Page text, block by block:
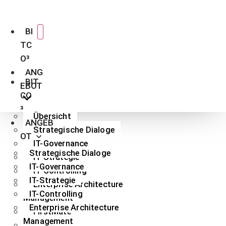
wechseln
BI
TC
O³
ANG
EBOT
Übersicht
Strategische Dialoge
IT-Governance
IT-Strategie
IT-Controlling
Enterprise Architecture
Management
FirstMate
BIT
CO
³
ANGEB
OT
Strategische Dialoge
IT-Governance
IT-Strategie
IT-Controlling
Enterprise Architecture
Management